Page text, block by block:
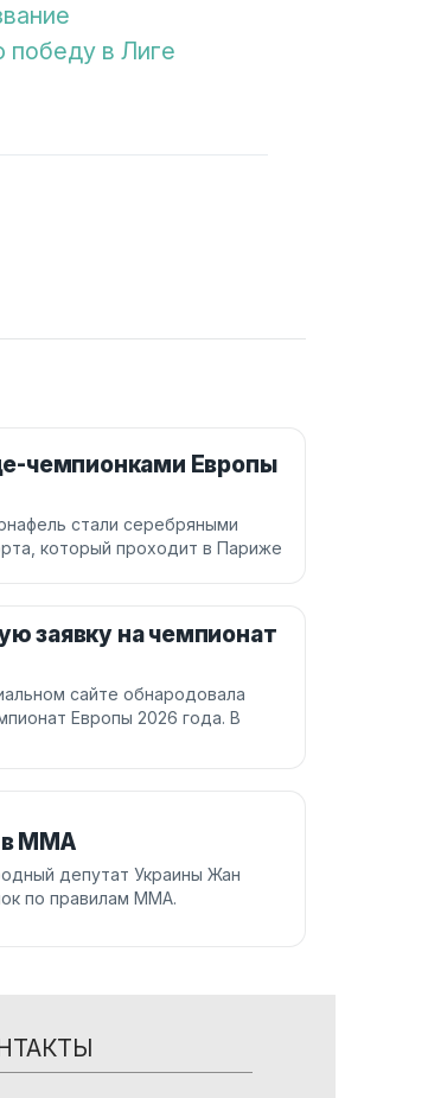
в Лиге
чемпионками Европы
стали серебряными
который проходит в Париже
заявку на чемпионат
сайте обнародовала
Европы 2026 года. В
в ММА
депутат Украины Жан
по правилам ММА.